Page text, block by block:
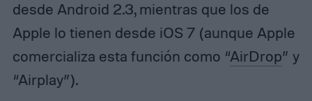
desde Android 2.3, mientras que los de
Apple lo tienen desde iOS 7 (aunque Apple
comercializa esta función como “AirDrop” y
“Airplay”).